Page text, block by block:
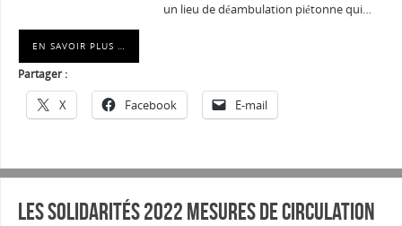
un lieu de déambulation piétonne qui…
EN SAVOIR PLUS …
Partager :
X Facebook E-mail
Les Solidarités 2022 Mesures de circulation